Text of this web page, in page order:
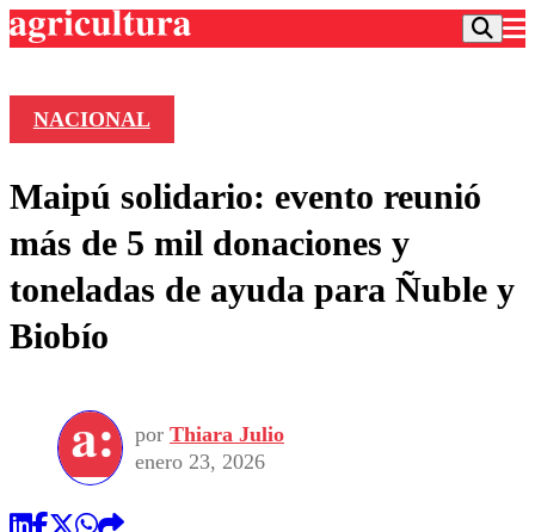
Frecuencias
Agricultura TV
Deportes
Colo Colo
Torneo Internacional
Torneo Nacional
Entretención
Internacional
Nacional
Programas
Comercial
NACIONAL
Maipú solidario: evento reunió
más de 5 mil donaciones y
toneladas de ayuda para Ñuble y
Biobío
por Thiara Julio
enero 23, 2026